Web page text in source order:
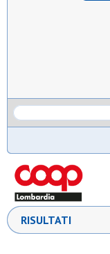
RISULTATI